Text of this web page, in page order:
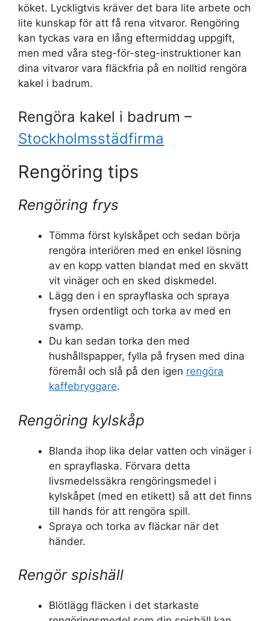
köket. Lyckligtvis kräver det bara lite arbete och
lite kunskap för att få rena vitvaror. Rengöring
kan tyckas vara en lång eftermiddag uppgift,
men med våra steg-för-steg-instruktioner kan
dina vitvaror vara fläckfria på en nolltid rengöra
kakel i badrum.
Rengöra kakel i badrum –
Stockholmsstädfirma
Rengöring tips
Rengöring frys
Tömma först kylskåpet och sedan börja
rengöra interiören med en enkel lösning
av en kopp vatten blandat med en skvätt
vit vinäger och en sked diskmedel.
Lägg den i en sprayflaska och spraya
frysen ordentligt och torka av med en
svamp.
Du kan sedan torka den med
hushållspapper, fylla på frysen med dina
föremål och slå på den igen rengöra
kaffebryggare.
Rengöring kylskåp
Blanda ihop lika delar vatten och vinäger i
en sprayflaska. Förvara detta
livsmedelssäkra rengöringsmedel i
kylskåpet (med en etikett) så att det finns
till hands för att rengöra spill.
Spraya och torka av fläckar när det
händer.
Rengör spishäll
Blötlägg fläcken i det starkaste